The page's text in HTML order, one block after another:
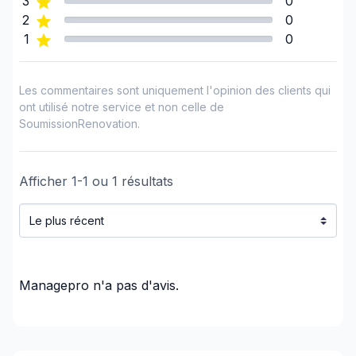
Création ouverture portes/fenêtres (fondation)
Crépis
Démolition
Drain Français
Ébénisterie (cuisine)
Ébénisterie (sans installation)
Électricien
Entrée d'eau (avec excavation)
Fondation - Coffrage
Fondation - Complet
Fondation - Fissures
2
0
1
0
Les commentaires sont uniquement l'opinion des clients qui
ont utilisé notre service et non celle de
SoumissionRenovation.
Afficher 1-1 ou 1 résultats
Managepro n'a pas d'avis.